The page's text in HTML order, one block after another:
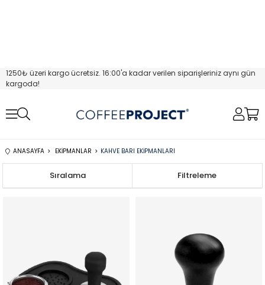
1250₺ üzeri kargo ücretsiz. 16:00'a kadar verilen siparişleriniz aynı gün
kargoda!
ANASAYFA EKIPMANLAR KAHVE BARI EKIPMANLARI
Filtreleme
Sıralama